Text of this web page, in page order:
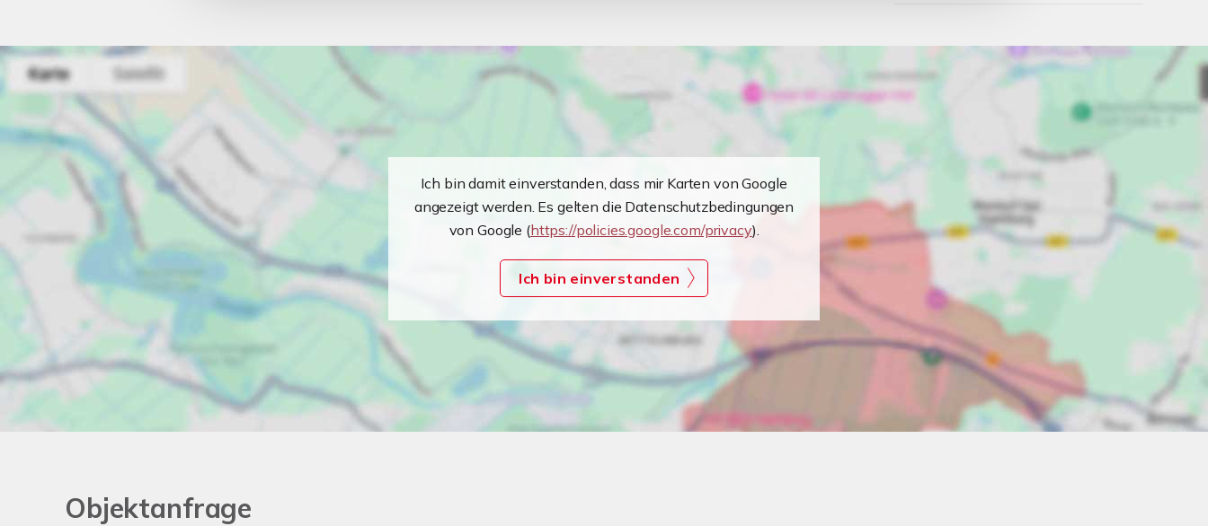
Ich bin damit einverstanden, dass mir Karten von Google
angezeigt werden. Es gelten die Datenschutzbedingungen
von Google (https://policies.google.com/privacy).
Ich bin einverstanden
Objektanfrage